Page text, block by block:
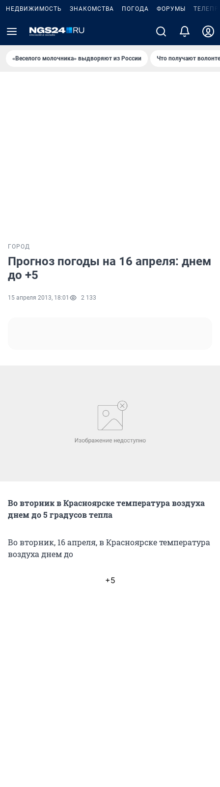
НЕДВИЖИМОСТЬ ЗНАКОМСТВА ПОГОДА ФОРУМЫ
«Веселого молочника» выдворяют из России Что получают
ГОРОД
Прогноз погоды на 16 апреля: днем
до +5
15 апреля 2013, 18:01 2 133
Во вторник в Красноярске температура воздуха
днем до 5 градусов тепла
Во вторник, 16 апреля, в Красноярске температура
воздуха днем до
+5